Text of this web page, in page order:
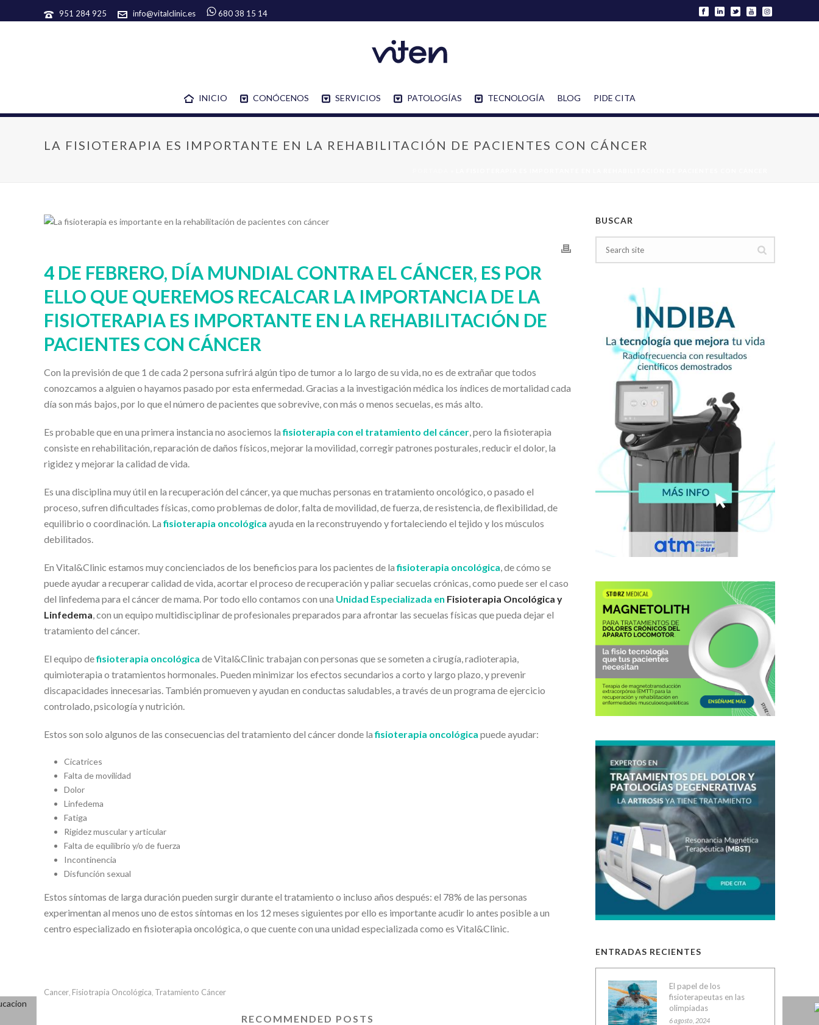
951 284 925 info@vitalclinic.es 680 38 15 14
INICIO CONÓCENOS SERVICIOS PATOLOGÍAS TECNOLOGÍA BLOG PIDE CITA
LA FISIOTERAPIA ES IMPORTANTE EN LA REHABILITACIÓN DE PACIENTES CON CÁNCER
4 DE FEBRERO, DÍA MUNDIAL CONTRA EL CÁNCER, ES POR
ELLO QUE QUEREMOS RECALCAR LA IMPORTANCIA DE LA
FISIOTERAPIA ES IMPORTANTE EN LA REHABILITACIÓN DE
PACIENTES CON CÁNCER
Con la previsión de que 1 de cada 2 persona sufrirá algún tipo de tumor a lo largo de su vida, no es de extrañar que todos
conozcamos a alguien o hayamos pasado por esta enfermedad. Gracias a la investigación médica los índices de mortalidad cada
día son más bajos, por lo que el número de pacientes que sobrevive, con más o menos secuelas, es más alto.
Es probable que en una primera instancia no asociemos lafisioterapia con el tratamiento del cáncer, pero la fisioterapia
consiste en rehabilitación, reparación de daños físicos, mejorar la movilidad, corregir patrones posturales, reducir el dolor, la
rigidez y mejorar la calidad de vida.
Es una disciplina muy útil en la recuperación del cáncer, ya que muchas personas en tratamiento oncológico, o pasado el
proceso, sufren dificultades físicas, como problemas de dolor, falta de movilidad, de fuerza, de resistencia, de flexibilidad, de
equilibrio o coordinación. Lafisioterapia oncológica ayuda en la reconstruyendo y fortaleciendo el tejido y los músculos
debilitados.
En Vital&Clinic estamos muy concienciados de los beneficios para los pacientes de lafisioterapia oncológica, de cómo se
puede ayudar a recuperar calidad de vida, acortar el proceso de recuperación y paliar secuelas crónicas, como puede ser el caso
del linfedema para el cáncer de mama. Por todo ello contamos con una Unidad Especializada en Fisioterapia Oncológica y
Linfedema, con un equipo multidisciplinar de profesionales preparados para afrontar las secuelas físicas que pueda dejar el
tratamiento del cáncer.
El equipo defisioterapia oncológica de Vital&Clinic trabajan con personas que se someten a cirugía, radioterapia,
quimioterapia o tratamientos hormonales. Pueden minimizar los efectos secundarios a corto y largo plazo, y prevenir
discapacidades innecesarias. También promueven y ayudan en conductas saludables, a través de un programa de ejercicio
controlado, psicología y nutrición.
Estos son solo algunos de las consecuencias del tratamiento del cáncer donde lafisioterapia oncológica puede ayudar:
Cicatrices
Falta de movilidad
Dolor
Linfedema
Fatiga
Rigidez muscular y articular
Falta de equilibrio y/o de fuerza
Incontinencia
Disfunción sexual
Estos síntomas de larga duración pueden surgir durante el tratamiento o incluso años después: el 78% de las personas
experimentan al menos uno de estos síntomas en los 12 meses siguientes por ello es importante acudir lo antes posible a un
centro especializado en fisioterapia oncológica, o que cuente con una unidad especializada como es Vital&Clinic.
Cancer Fisiotrapia Oncológica Tratamiento Cáncer
RECOMMENDED POSTS
BUSCAR
ENTRADAS RECIENTES
El papel de los
fisioterapeutas en las
olimpiadas
6 agosto, 2024